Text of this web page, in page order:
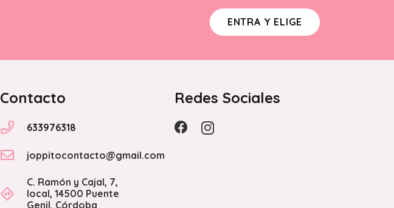
ENTRA Y ELIGE
Contacto
633976318
joppitocontacto@gmail.com
C. Ramón y Cajal, 7,
local, 14500 Puente
Genil, Córdoba
Redes Sociales